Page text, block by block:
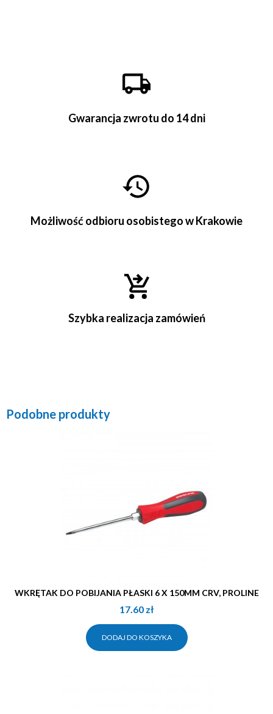
Gwarancja zwrotu do 14 dni
Możliwość odbioru osobistego w Krakowie
Szybka realizacja zamówień
Podobne produkty
WKRĘTAK DO POBIJANIA PŁASKI 6 X 150MM CRV, PROLINE
17.60 zł
DODAJ DO KOSZYKA